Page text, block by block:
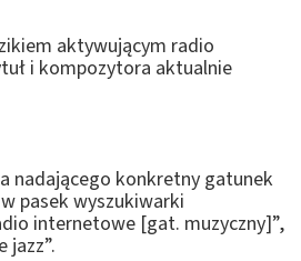
aktywującym radio
i kompozytora aktualnie
nadającego konkretny gatunek
pasek wyszukiwarki
internetowe [gat. muzyczny]”,
jazz”.